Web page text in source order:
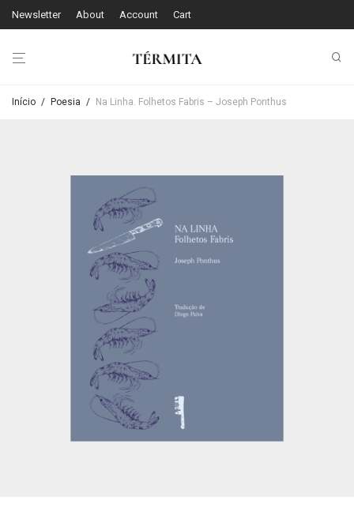
Newsletter About Account Cart
Início / Poesia / Na Linha. Folhetos Fabris – Joseph Ponthus